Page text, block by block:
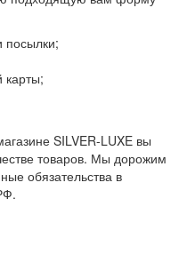
посылки;
карты;
SILVER-LUXE вы
товаров. Мы дорожим
обязательства в